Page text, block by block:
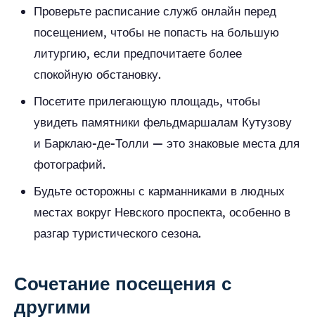
Проверьте расписание служб онлайн перед
посещением, чтобы не попасть на большую
литургию, если предпочитаете более
спокойную обстановку.
Посетите прилегающую площадь, чтобы
увидеть памятники фельдмаршалам Кутузову
и Барклаю-де-Толли — это знаковые места для
фотографий.
Будьте осторожны с карманниками в людных
местах вокруг Невского проспекта, особенно в
разгар туристического сезона.
Сочетание посещения с
другими